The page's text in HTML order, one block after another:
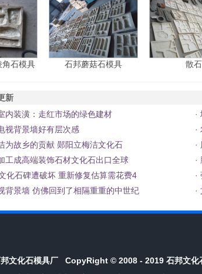
角石模具 石邦蘑菇石模具 散石
新
内装潢：走红市场的绿色建材 ·
视背景墙好有层次感 ·
为故乡的贡献 郧阳立梅洁文化石 ·
工成高端装饰石材文化石出口全球 ·
化石碑遭破坏 重新修复估算需花费4 ·
背景墙 仿佛回到了相隔重重的中世纪 ·
文化石模具厂CopyRight © 2008 - 2019 石邦文化